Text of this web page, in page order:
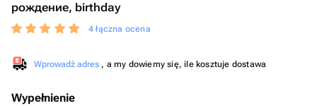
рождение, birthday
4 łączna ocena
Wprowadź adres , a my dowiemy się, ile kosztuje dostawa
Wypełnienie